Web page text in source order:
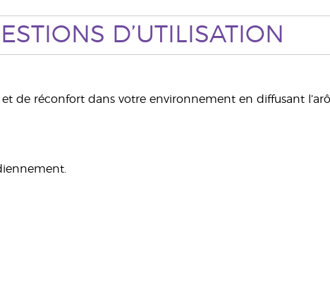
D’UTILISATION
de réconfort dans votre environnement en diffusant